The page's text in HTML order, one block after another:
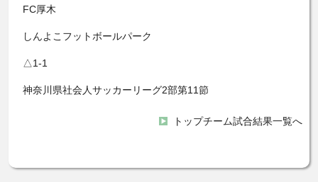
FC厚木
しんよこフットボールパーク
△1-1
神奈川県社会人サッカーリーグ2部第11節
トップチーム試合結果一覧へ